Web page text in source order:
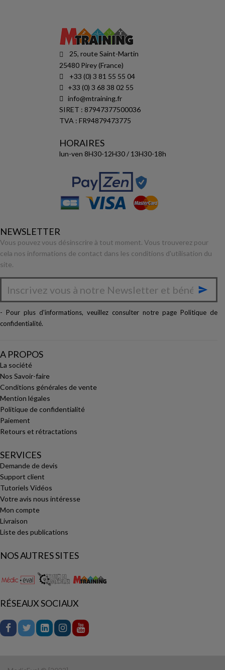
25, route Saint-Martin
25480 Pirey (France)
+33 (0) 3 81 55 55 04
+33 (0) 3 68 38 02 55
info@mtraining.fr
SIRET : 87947377500036
TVA : FR94879473775
HORAIRES
lun-ven 8H30-12H30 / 13H30-18h
NEWSLETTER
Vous pouvez vous désinscrire à tout moment. Vous trouverez pour
cela nos informations de contact dans les conditions d'utilisation du
site.

- Pour plus d'informations, veuillez consulter notre page Politique de
confidentialité.
A PROPOS
La société
Nos Savoir-faire
Conditions générales de vente
Mention légales
Politique de confidentialité
Paiement
Retours et rétractations
SERVICES
Demande de devis
Support client
Tutoriels Vidéos
Votre avis nous intéresse
Mon compte
Livraison
Liste des publications
NOS AUTRES SITES
RÉSEAUX SOCIAUX